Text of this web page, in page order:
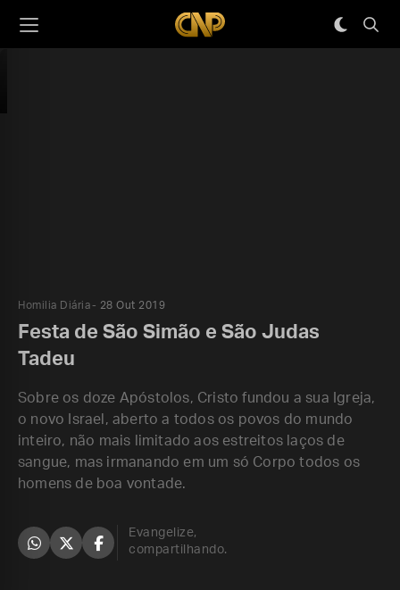
Homilia Diária 28 Out 2019
Festa de São Simão e São Judas
Tadeu
Sobre os doze Apóstolos, Cristo fundou a sua Igreja,
o novo Israel, aberto a todos os povos do mundo
inteiro, não mais limitado aos estreitos laços de
sangue, mas irmanando em um só Corpo todos os
homens de boa vontade.
Evangelize,
compartilhando.